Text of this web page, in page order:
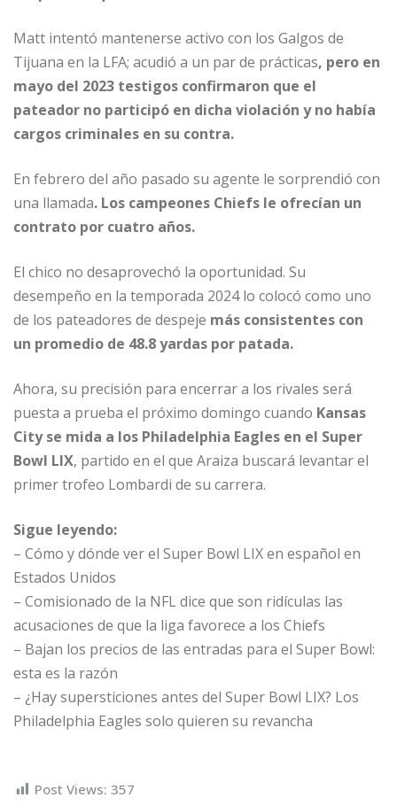
Matt intentó mantenerse activo con los Galgos de
Tijuana en la LFA; acudió a un par de prácticas, pero en
mayo del 2023 testigos confirmaron que el
pateador no participó en dicha violación y no había
cargos criminales en su contra.
En febrero del año pasado su agente le sorprendió con
una llamada. Los campeones Chiefs le ofrecían un
contrato por cuatro años.
El chico no desaprovechó la oportunidad. Su
desempeño en la temporada 2024 lo colocó como uno
de los pateadores de despeje más consistentes con
un promedio de 48.8 yardas por patada.
Ahora, su precisión para encerrar a los rivales será
puesta a prueba el próximo domingo cuando Kansas
City se mida a los Philadelphia Eagles en el Super
Bowl LIX, partido en el que Araiza buscará levantar el
primer trofeo Lombardi de su carrera.
Sigue leyendo:
– Cómo y dónde ver el Super Bowl LIX en español en
Estados Unidos
– Comisionado de la NFL dice que son ridículas las
acusaciones de que la liga favorece a los Chiefs
– Bajan los precios de las entradas para el Super Bowl:
esta es la razón
– ¿Hay supersticiones antes del Super Bowl LIX? Los
Philadelphia Eagles solo quieren su revancha
Post Views: 357